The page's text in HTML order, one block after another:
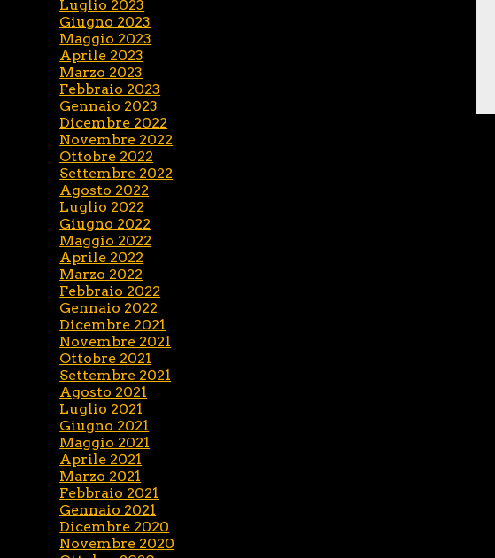
Luglio 2023
Giugno 2023
Maggio 2023
Aprile 2023
Marzo 2023
Febbraio 2023
Gennaio 2023
Dicembre 2022
Novembre 2022
Ottobre 2022
Settembre 2022
Agosto 2022
Luglio 2022
Giugno 2022
Maggio 2022
Aprile 2022
Marzo 2022
Febbraio 2022
Gennaio 2022
Dicembre 2021
Novembre 2021
Ottobre 2021
Settembre 2021
Agosto 2021
Luglio 2021
Giugno 2021
Maggio 2021
Aprile 2021
Marzo 2021
Febbraio 2021
Gennaio 2021
Dicembre 2020
Novembre 2020